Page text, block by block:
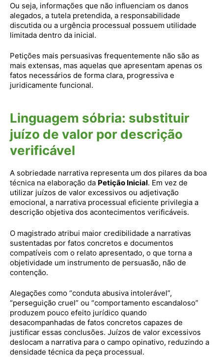
Ou seja, informações que não influenciam os danos
alegados, a tutela pretendida, a responsabilidade
discutida ou a urgência processual possuem utilidade
limitada dentro da inicial.
Petições mais persuasivas frequentemente não são as
mais extensas, mas aquelas que apresentam apenas os
fatos necessários de forma clara, progressiva e
juridicamente funcional.
Linguagem sóbria: substituir
juízo de valor por descrição
verificável
A sobriedade narrativa representa um dos pilares da boa
técnica na elaboração da Petição Inicial. Em vez de
utilizar juízos de valor excessivos ou adjetivação
emocional, a narrativa processual eficiente privilegia a
descrição objetiva dos acontecimentos verificáveis.
O magistrado atribui maior credibilidade a narrativas
sustentadas por fatos concretos e documentos
compatíveis com o relato apresentado, o que torna a
objetividade um instrumento de persuasão, não de
contenção.
Alegações como “conduta abusiva intolerável”,
“perseguição cruel” ou “comportamento escandaloso”
produzem pouco efeito jurídico quando
desacompanhadas de fatos concretos capazes de
justificar essas conclusões. Juízos de valor excessivos
deslocam a narrativa para o campo opinativo, reduzindo a
densidade técnica da peça processual.